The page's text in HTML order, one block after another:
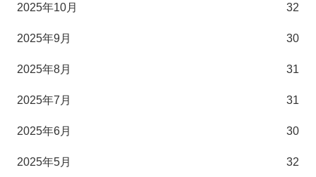
2025年10月 32
2025年9月 30
2025年8月 31
2025年7月 31
2025年6月 30
2025年5月 32